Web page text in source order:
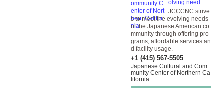
olving need...
JCCCNC strive
s to meet the evolving needs
of the Japanese American co
mmunity through offering pro
grams, affordable services an
d facility usage.
+1 (415) 567-5505
Japanese Cultural and Com
munity Center of Northern Ca
lifornia